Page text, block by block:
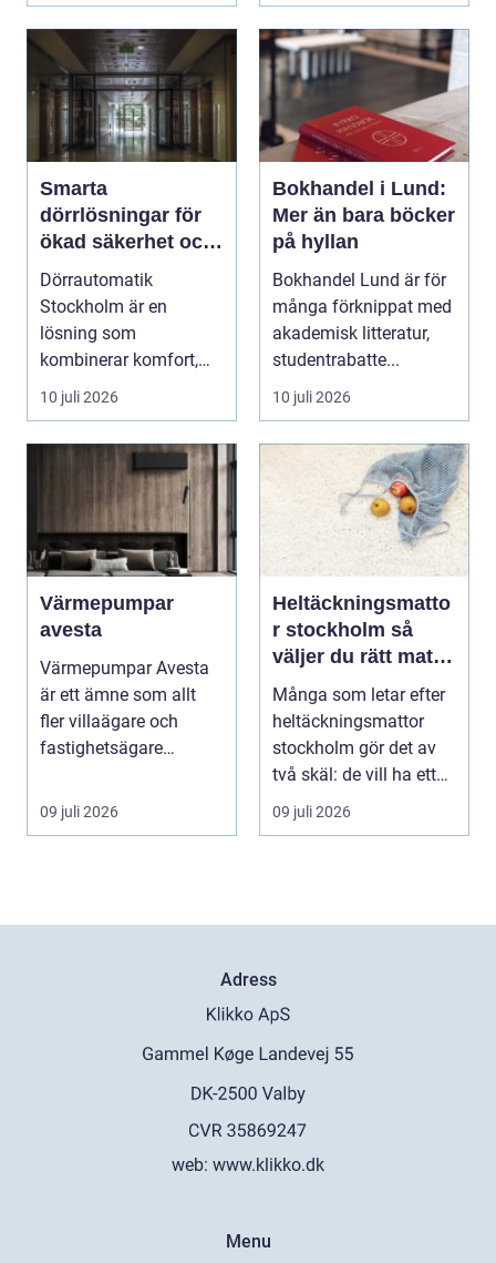
Smarta
dörrlösningar för
ökad säkerhet och
komfort
Dörrautomatik
Stockholm är en
lösning som
kombinerar komfort,
säkerhet och tillg...
10 juli 2026
Bokhandel i Lund:
Mer än bara böcker
på hyllan
Bokhandel Lund är för
många förknippat med
akademisk litteratur,
studentrabatte...
10 juli 2026
Värmepumpar
avesta
Värmepumpar Avesta
är ett ämne som allt
fler villaägare och
fastighetsägare
09 juli 2026
Heltäckningsmatto
r stockholm så
väljer du rätt matta
för hem och kontor
Många som letar efter
heltäckningsmattor
stockholm gör det av
två skäl: de vill ha ett
tystare och m...
09 juli 2026
Adress
web: www.klikko.dk
Menu